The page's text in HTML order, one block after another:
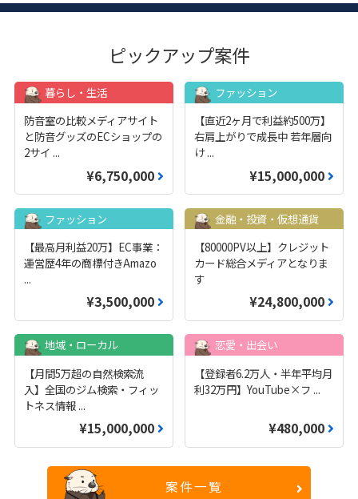
ピックアップ案件
暮らし・生活
防音室の比較メディアサイト
と防音グッズのECショップの
2サイ ...
¥6,750,000
ファッション
【直近2ヶ月で利益約500万】
右肩上がりで成長中 若年層向
け...
¥15,000,000
ファッション
【最高月利益20万】EC事業：
運営歴4年の商標付きAmazo
...
¥3,500,000
金融・投資・仮想通貨
【80000PV以上】クレジット
カード総合メディアとなりま
す
¥24,800,000
地域・ローカル
【月間5万超の自然検索流
入】全国のジム検索・フィッ
トネス情報 ...
¥15,000,000
恋愛・出会い
【登録者6.2万人・半年平均月
利32万円】YouTube×フ ...
¥480,000
案件一覧